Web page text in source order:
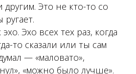
другим. Это не кто-то со
эхо. Эхо всех тех раз, когда
то сказали или ты сам
— «маловато»,
«можно было лучше».